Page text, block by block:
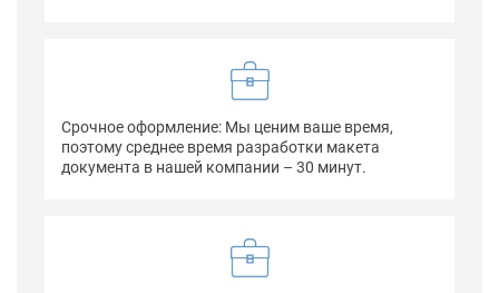
Срочное оформление: Мы ценим ваше время,
поэтому среднее время разработки макета
документа в нашей компании – 30 минут.